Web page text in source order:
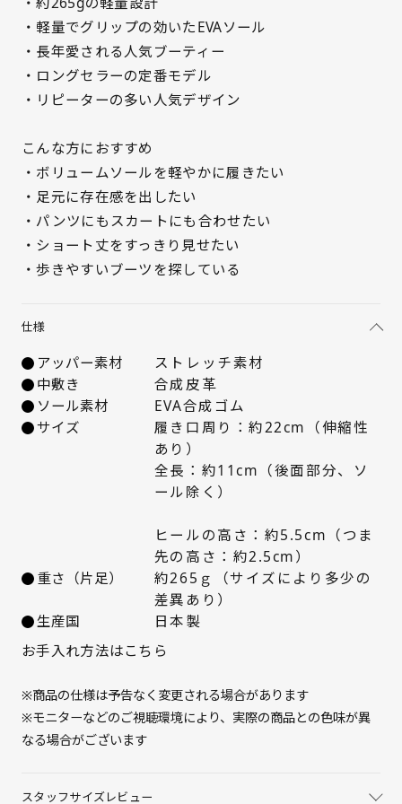
サイズを選択してください
21.5cm △ 残りわずか
22cm △ 残りわずか
22.5cm ○ 在庫あり
23.5cm
24cm ○ 在庫あり
24.5cm ○ 在庫あり
○ 在庫あり
・軽量でグリップの効いたEVAソール
・長年愛される人気ブーティー
・ロングセラーの定番モデル
・リピーターの多い人気デザイン
こんな方におすすめ
・ボリュームソールを軽やかに履きたい
・足元に存在感を出したい
・パンツにもスカートにも合わせたい
・ショート丈をすっきり見せたい
・歩きやすいブーツを探している
仕様
アッパー素材
ストレッチ素材
中敷き
合成皮革
ソール素材
EVA合成ゴム
サイズ
履き口周り：約22cm（伸縮性
あり）
全長：約11cm（後面部分、ソ
ール除く）
ヒールの高さ：約5.5cm（つま
先の高さ：約2.5cm）
重さ（片足）
約265ｇ（サイズにより多少の
差異あり）
生産国
日本製
お手入れ方法はこちら
※商品の仕様は予告なく変更される場合があります
※モニターなどのご視聴環境により、実際の商品との色味が異
なる場合がございます
スタッフサイズレビュー